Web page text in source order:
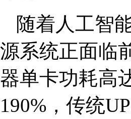
随着人工智
源系统正面临
器单卡功耗高
190%，传统